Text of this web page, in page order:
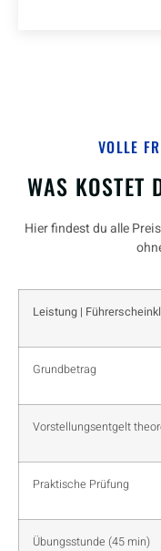
VOLLE
WAS KOSTET
Hier findest du alle
Leistung |
Grundbetrag
Vorstellungsentgelt
Praktische Prüfung
Übungsstunde (45 min)